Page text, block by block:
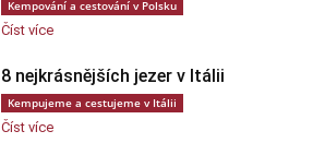
Kempování a cestování v Polsku
Číst více
8 nejkrásnějších jezer v Itálii
Kempujeme a cestujeme v Itálii
Číst více